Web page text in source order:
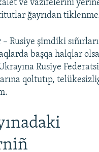
ve vazifelerini
ğayrıdan
Rusiye şimdiki
başqa halqlar
Rusiye
qoltutıp,